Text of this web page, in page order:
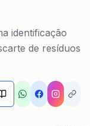
identificação
de resíduos